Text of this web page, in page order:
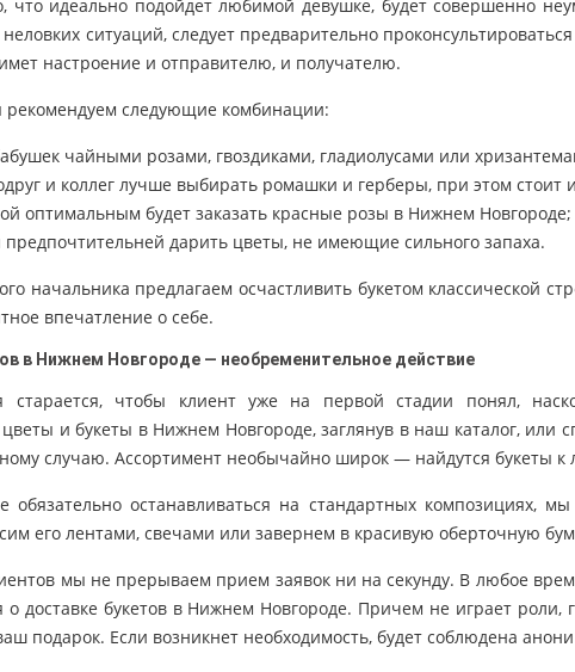
Астрахань Бугры
(ЛО) Домодедово
Домодедово
Зеркальный
Коммунар
Ломоносов Любань
Металлострой
ручей
Одинцово Осиновая Роща
Полтава (Украина) Песочный
что идеально подойдет любимой девушке, будет совершенно
ситуаций, следует предварительно
настроение и отправителю, и получателю.
рекомендуем следующие комбинации:
чайными розами, гвоздиками, гладиолусами или
и коллег лучше выбирать ромашки и герберы, при этом стоит
оптимальным будет заказать красные розы в Нижнем Новгороде;
дарить цветы, не имеющие сильного запаха.
начальника предлагаем осчастливить букетом классической
впечатление о себе.
в Нижнем Новгороде — необременительное действие
старается, чтобы клиент уже на первой стадии понял,
цветы и букеты в Нижнем Новгороде, заглянув в наш каталог, или
случаю. Ассортимент необычайно широк — найдутся букеты
обязательно останавливаться на стандартных
его лентами, свечами или завернем в красивую оберточную
мы не прерываем прием заявок ни на секунду. В любое
о доставке букетов в Нижнем Новгороде. Причем не играет
подарок. Если возникнет необходимость, будет соблюдена